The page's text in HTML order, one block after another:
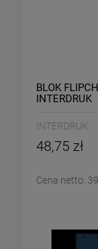
BLOK
INTERDRUK
INTERDRUK
48,75 zł
Cena netto: